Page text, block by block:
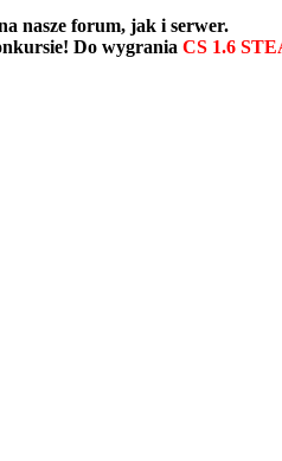
nasze forum, jak i serwer.
Do wygrania CS 1.6